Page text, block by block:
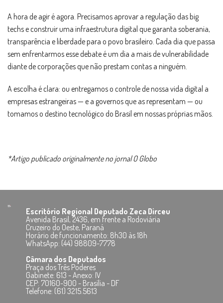
A hora de agir é agora. Precisamos aprovar a regulação das big
techs e construir uma infraestrutura digital que garanta soberania,
transparência e liberdade para o povo brasileiro. Cada dia que passa
sem enfrentarmos esse debate é um dia a mais de vulnerabilidade
diante de corporações que não prestam contas a ninguém.
A escolha é clara: ou entregamos o controle de nossa vida digital a
empresas estrangeiras — e a governos que as representam — ou
tomamos o destino tecnológico do Brasil em nossas próprias mãos.
*Artigo publicado originalmente no jornal O Globo
Escritório Regional Deputado Zeca Dirceu
Avenida Brasil, 2436, em frente a Rodoviária
Cruzeiro do Oeste, Paraná
Horário de funcionamento: 8h30 às 18h
WhatsApp: (44) 98809-7778
Câmara dos Deputados
Praça dos Três Poderes
Gabinete: 613 - Anexo: IV
CEP: 70160-900 - Brasília - DF
Telefone: (61) 3215.5613